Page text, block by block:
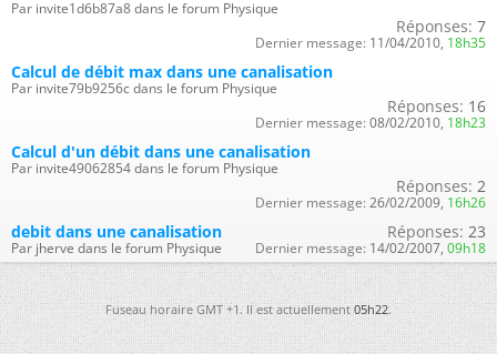
Par invite1d6b87a8 dans le forum Physique
Réponses: 7
Dernier message: 11/04/2010, 18h35
Calcul de débit max dans une canalisation
Par invite79b9256c dans le forum Physique
Réponses: 16
Dernier message: 08/02/2010, 18h23
Calcul d'un débit dans une canalisation
Par invite49062854 dans le forum Physique
Réponses: 2
Dernier message: 26/02/2009, 16h26
debit dans une canalisation
Par jherve dans le forum Physique
Réponses: 23
Dernier message: 14/02/2007, 09h18
Fuseau horaire GMT +1. Il est actuellement05h22.